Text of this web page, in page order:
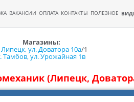
ВАКАНСИИ ОПЛАТА КОНТАКТЫ ПОЛЕЗНОЕ
Магазины:
Липецк, ул. Доватора 10а/1
Тамбов, ул. Урожайная 1в
(Липецк,